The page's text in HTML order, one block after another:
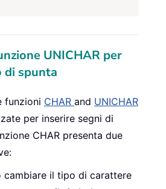
UNICHAR per
di spunta
funzioni CHAR and UNICHAR
per inserire segni di
CHAR presenta due
cambiare il tipo di carattere